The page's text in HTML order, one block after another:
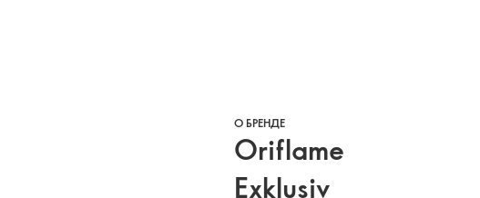
О БРЕНДЕ
Oriflame
Exklusiv